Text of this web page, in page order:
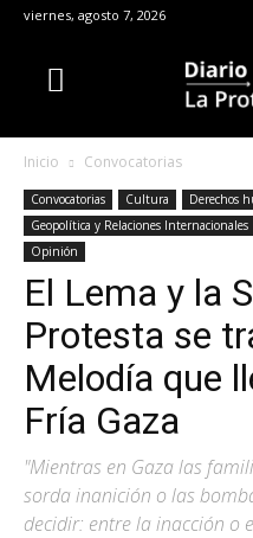
viernes, agosto 7, 2026
Inicio Convocatorias
Convocatorias Cultura
Derechos
Geopolítica y Relaciones Internacionales
Opinión
El Lema y la
Protesta se
Melodía que
Fría Gaza
"Mientras en Gaza las
sorda inanición o las
decidir: entre la inacción o